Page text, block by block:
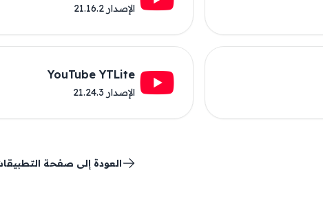
الإصدار 21.16.2
YouTube YTLite
الإصدار 21.24.3
العودة إلى صفحة